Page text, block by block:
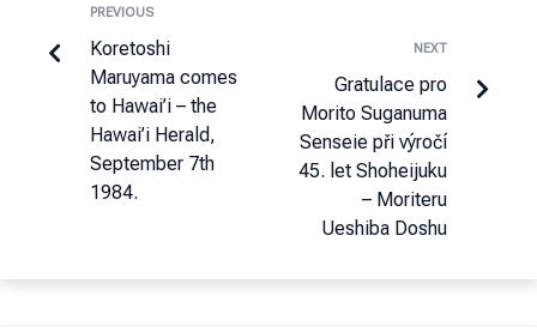
PREVIOUS
Koretoshi
Maruyama comes
to Hawai’i – the
Hawai’i Herald,
September 7th
1984.
NEXT
Gratulace pro
Morito Suganuma
Senseie při výročí
45. let Shoheijuku
– Moriteru
Ueshiba Doshu